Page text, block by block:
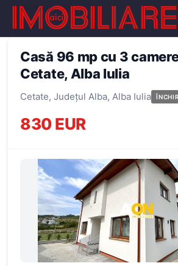
← Înapoi la oferte
Casă 96 mp cu 3
Cetate, Alba Iulia
Cetate, Județul Alba, Alba Iulia
830 EUR